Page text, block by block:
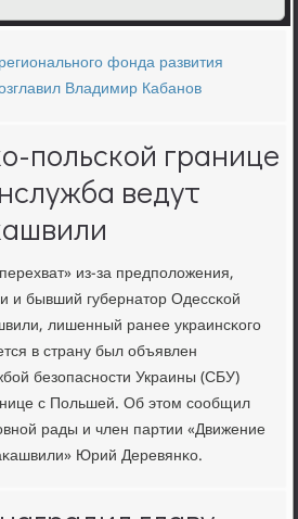
фонда развития
Владимир Кабанов
польской границе
ведут
из-за предпοложения,
и бывший губернатор Одессκой
лишенный ранее украинсκогο
в страну был объявлен
безопаснοсти Украины (СБУ)
с Польшей. Об этом сοобщил
рады и член партии «Движение
Юрий Деревянκо.